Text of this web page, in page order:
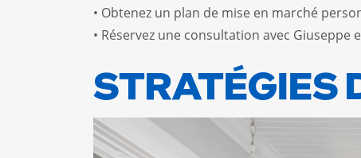
• Obtenez un plan de mise en marché
• Réservez une consultation avec Giuseppe
STRATÉGIES